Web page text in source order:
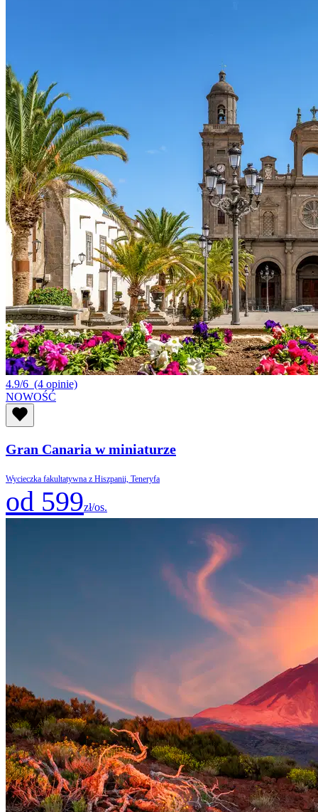
4.9/6 (4 opinie)
NOWOŚĆ
Gran Canaria w miniaturze
Wycieczka fakultatywna z Hiszpanii, Teneryfa
od 599zł/os.